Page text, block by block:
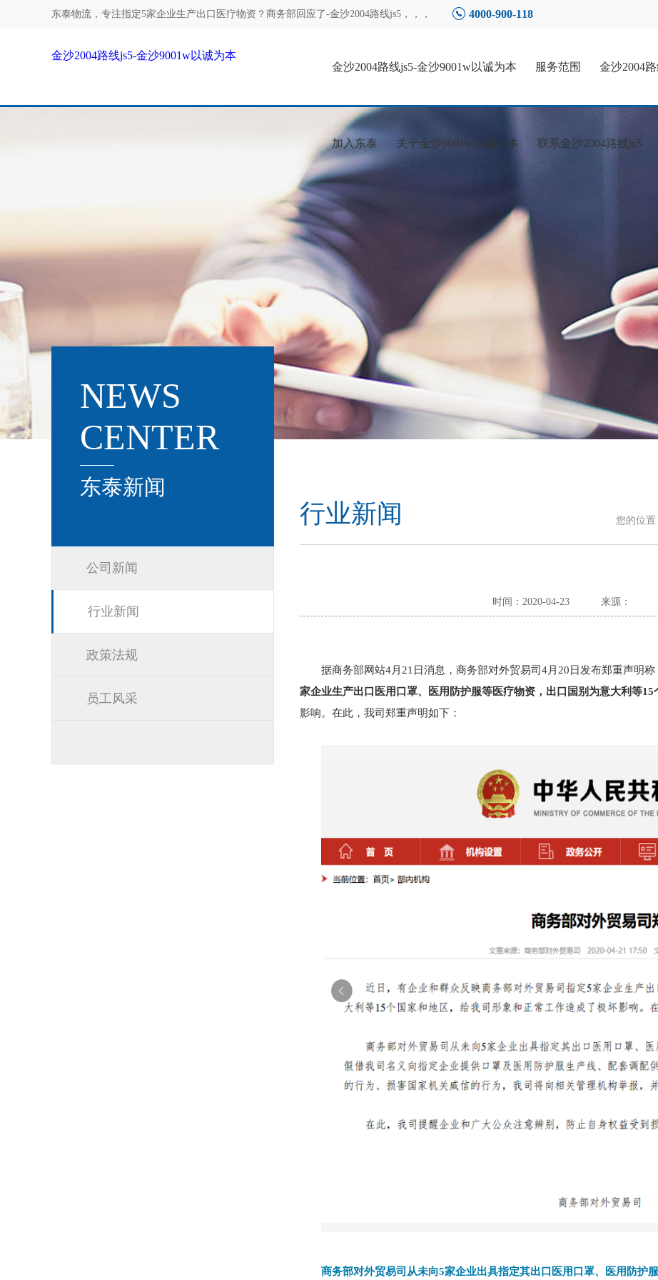
东泰物流，专注指定5家企业生产出口医疗物资？商务部回应了-金沙2004路线js5 ，，， 4000-900-118
金沙2004路线js5-金沙9001w以诚为本
金沙2004路线js5-金沙9001w以诚为本
服务范围 金沙2004
加入东泰 关于金沙9001w以诚为本 联系金沙2004路线js5
NEWS
CENTER
东泰新闻
公司新闻
行业新闻
政策法规
员工风采
行业新闻 您的位置
时间：2020-04-23 来源：
据商务部网站4月21日消息，商务部对外贸易司4月20日发布郑重声明称
家企业生产出口医用口罩、医用防护服等医疗物资，出口国别为意大利等15
影响。在此，我司郑重声明如下：
商务部对外贸易司从未向5家企业出具指定其出口医用口罩、医用防护